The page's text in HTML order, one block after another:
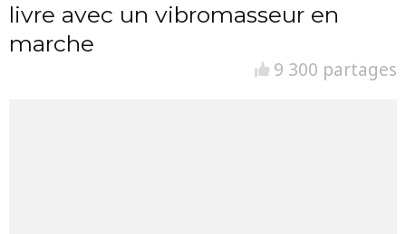
livre avec un vibromasseur en
marche
9 300 partages